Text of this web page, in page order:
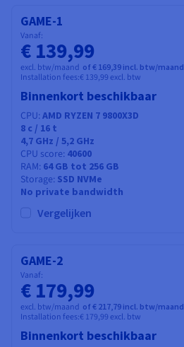
GAME-1
Vanaf:
€ 139,99
excl. btw/maand of € 169,39 incl. btw/maand
Installation fees:€ 139,99 excl. btw
Binnenkort beschikbaar
CPU AMD RYZEN 7 9800X3D
8 c / 16 t
4,7 GHz / 5,2 GHz
CPU score 40600
RAM 64 GB tot 256 GB
Storage SSD NVMe
No private bandwidth
Vergelijken
GAME-2
Vanaf:
€ 179,99
excl. btw/maand of € 217,79 incl. btw/maand
Installation fees:€ 179,99 excl. btw
Binnenkort beschikbaar